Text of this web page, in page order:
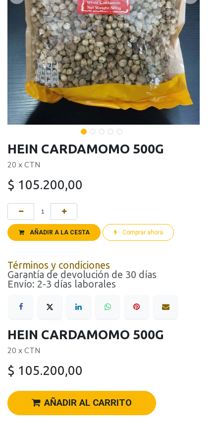
HEIN CARDAMOMO 500G
20 x CTN
$ 105.200,00
AÑADIR A LA CESTA Comprar ahora
Términos y condiciones
Garantía de devolución de 30 días
Envío: 2-3 días laborales
HEIN CARDAMOMO 500G
20 x CTN
$ 105.200,00
AÑADIR AL CARRITO